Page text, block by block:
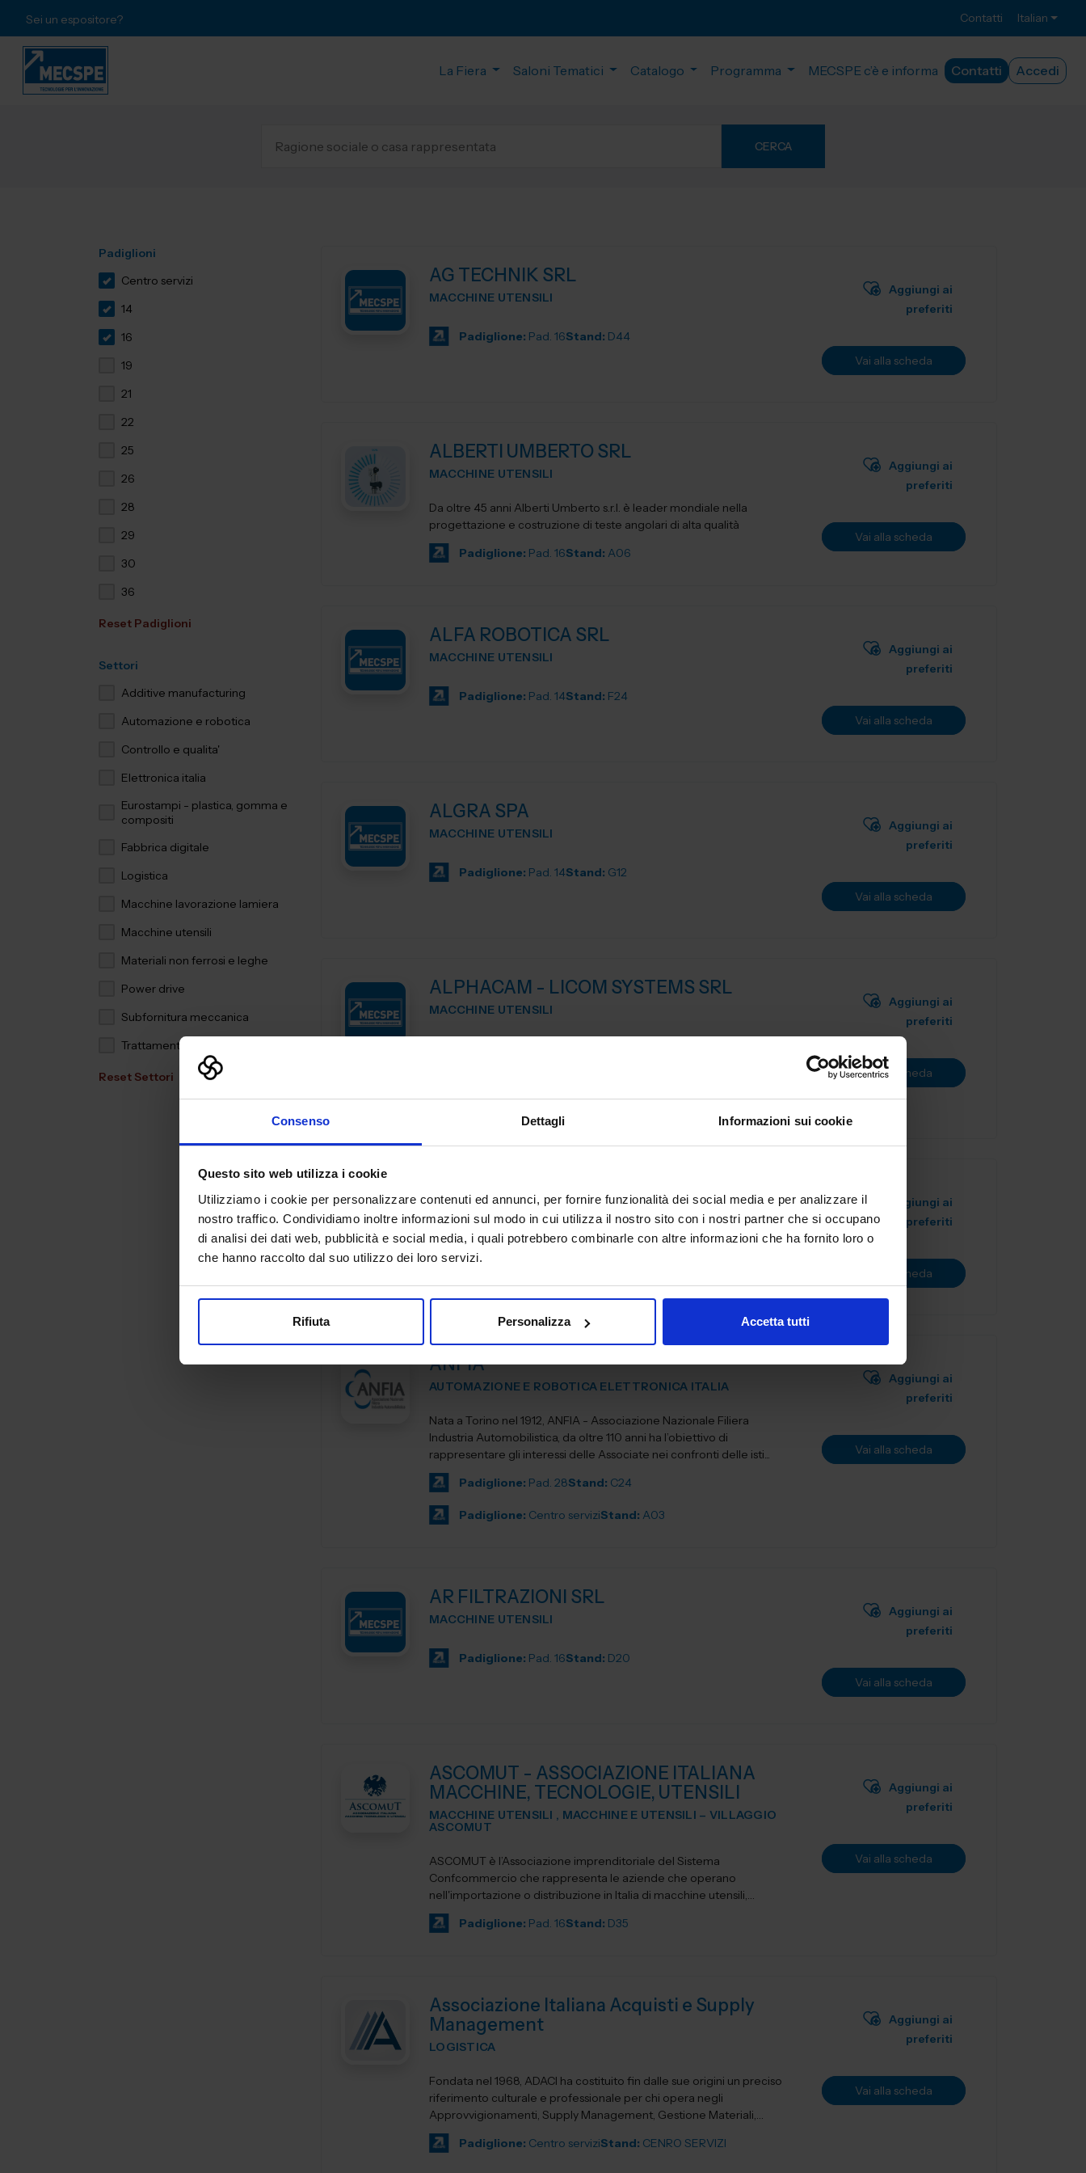
Consenso Dettagli Informazioni sui cookie
Questo sito web utilizza i cookie
Utilizziamo i cookie per personalizzare contenuti ed annunci, per fornire funzionalità dei social media e per analizzare il
nostro traffico. Condividiamo inoltre informazioni sul modo in cui utilizza il nostro sito con i nostri partner che si occupano
di analisi dei dati web, pubblicità e social media, i quali potrebbero combinarle con altre informazioni che ha fornito loro o
che hanno raccolto dal suo utilizzo dei loro servizi.
Rifiuta Personalizza Accetta tutti
Sei un espositore? Contatti Italian
La Fiera Saloni Tematici Catalogo Programma MECSPE c’è e informa Contatti Accedi
CERCA
Padiglioni
Centro servizi
14
16
19
21
22
25
26
28
29
30
36
Reset Padiglioni
Settori
Additive manufacturing
Automazione e robotica
Controllo e qualita'
Elettronica italia
Eurostampi - plastica, gomma e
compositi
Fabbrica digitale
Logistica
Macchine lavorazione lamiera
Macchine utensili
Materiali non ferrosi e leghe
Power drive
Subfornitura meccanica
Trattamenti e finiture
Reset Settori
AG TECHNIK SRL
MACCHINE UTENSILI
Padiglione: Pad. 16Stand: D44
Aggiungi ai
preferiti
Vai alla scheda
ALBERTI UMBERTO SRL
MACCHINE UTENSILI
Da oltre 45 anni Alberti Umberto s.r.l. è leader mondiale nella
progettazione e costruzione di teste angolari di alta qualità
Padiglione: Pad. 16Stand: A06
Aggiungi ai
preferiti
Vai alla scheda
ALFA ROBOTICA SRL
MACCHINE UTENSILI
Padiglione: Pad. 14Stand: F24
Aggiungi ai
preferiti
Vai alla scheda
ALGRA SPA
MACCHINE UTENSILI
Padiglione: Pad. 14Stand: G12
Aggiungi ai
preferiti
Vai alla scheda
ALPHACAM - LICOM SYSTEMS SRL
MACCHINE UTENSILI
Aggiungi ai
preferiti
Vai alla scheda
MACCHINE UTENSILI
Padiglione:
Aggiungi ai
preferiti
Vai alla scheda
ANFIA
AUTOMAZIONE E ROBOTICA ELETTRONICA ITALIA
Nata a Torino nel 1912, ANFIA - Associazione Nazionale Filiera
Industria Automobilistica, da oltre 110 anni ha l’obiettivo di
rappresentare gli interessi delle Associate nei confronti delle isti...
Padiglione: Pad. 28Stand: C24
Padiglione: Centro serviziStand: A03
Aggiungi ai
preferiti
Vai alla scheda
AR FILTRAZIONI SRL
MACCHINE UTENSILI
Padiglione: Pad. 16Stand: D20
Aggiungi ai
preferiti
Vai alla scheda
ASCOMUT - ASSOCIAZIONE ITALIANA
MACCHINE, TECNOLOGIE, UTENSILI
MACCHINE UTENSILI , MACCHINE E UTENSILI – VILLAGGIO
ASCOMUT
ASCOMUT è l’Associazione imprenditoriale del Sistema
Confcommercio che rappresenta le aziende che operano
nell'importazione o distribuzione in Italia di macchine utensili,
utensileri...
Padiglione: Pad. 16Stand: D35
Aggiungi ai
preferiti
Vai alla scheda
Associazione Italiana Acquisti e Supply
Management
LOGISTICA
Fondata nel 1968, ADACI ha costituito fin dalle sue origini un preciso
riferimento culturale e professionale per chi opera negli
Approvvigionamenti, Supply Management, Gestione Materiali,
Logistica e...
Padiglione: Centro serviziStand: CENRO SERVIZI
Aggiungi ai
preferiti
Vai alla scheda